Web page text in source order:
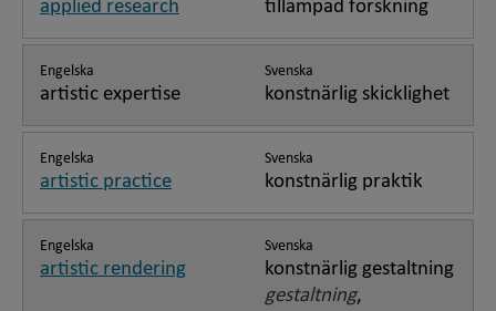
applied research tillämpad forskning
Engelska
artistic expertise
Svenska
konstnärlig skicklighet
Engelska
artistic practice
Svenska
konstnärlig praktik
Engelska
artistic rendering
Svenska
konstnärlig gestaltning
gestaltning,